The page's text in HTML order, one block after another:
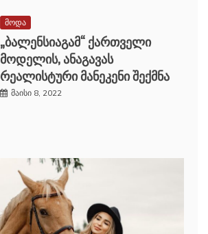
მოდა
„ბალენსიაგამ“ ქართველი
მოდელის, ანაგავას
რეალისტური მანეკენი შექმნა
მაისი 8, 2022